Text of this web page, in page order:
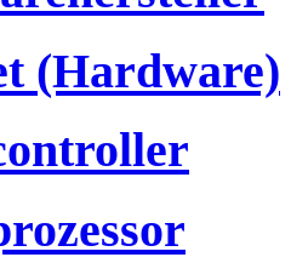
(Hardware)